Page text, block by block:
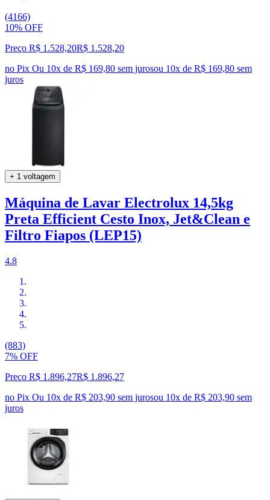
(4166)
10% OFF
Preço R$ 1.528,20R$ 1.528,20
no Pix Ou 10x de R$ 169,80 sem jurosou 10x de R$ 169,80 sem
juros
+ 1 voltagem
Máquina de Lavar Electrolux 14,5kg
Preta Efficient Cesto Inox, Jet&Clean e
Filtro Fiapos (LEP15)
4.8
(883)
7% OFF
Preço R$ 1.896,27R$ 1.896,27
no Pix Ou 10x de R$ 203,90 sem jurosou 10x de R$ 203,90 sem
juros